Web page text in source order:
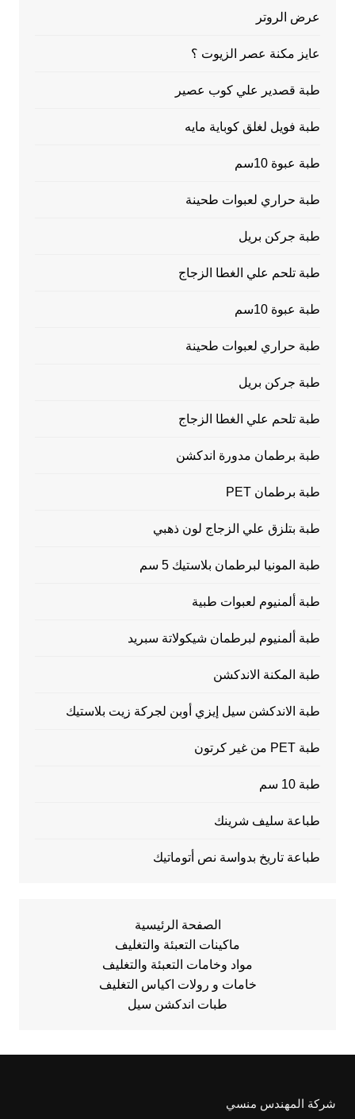
عرض الروتر
عايز مكنة عصر الزيوت ؟
طبة قصدير علي كوب عصير
طبة فويل لغلق كوباية مايه
طبة عبوة 10سم
طبة حراري لعبوات طحينة
طبة جركن بريل
طبة تلحم علي الغطا الزجاج
طبة عبوة 10سم
طبة حراري لعبوات طحينة
طبة جركن بريل
طبة تلحم علي الغطا الزجاج
طبة برطمان مدورة اندكشن
طبة برطمان PET
طبة بتلزق علي الزجاج لون ذهبي
طبة المونيا لبرطمان بلاستيك 5 سم
طبة ألمنيوم لعبوات طبية
طبة ألمنيوم لبرطمان شيكولاتة سبريد
طبة المكنة الاندكشن
طبة الاندكشن سيل إيزي أوبن لجركة زيت بلاستيك
طبة PET من غير كرتون
طبة 10 سم
طباعة سليف شرينك
طباعة تاريخ بدواسة نص أتوماتيك
الصفحة الرئيسية
ماكينات التعبئة والتغليف
مواد وخامات التعبئة والتغليف
خامات و رولات اكياس التغليف
طبات اندكشن سيل
شركة المهندس منسي